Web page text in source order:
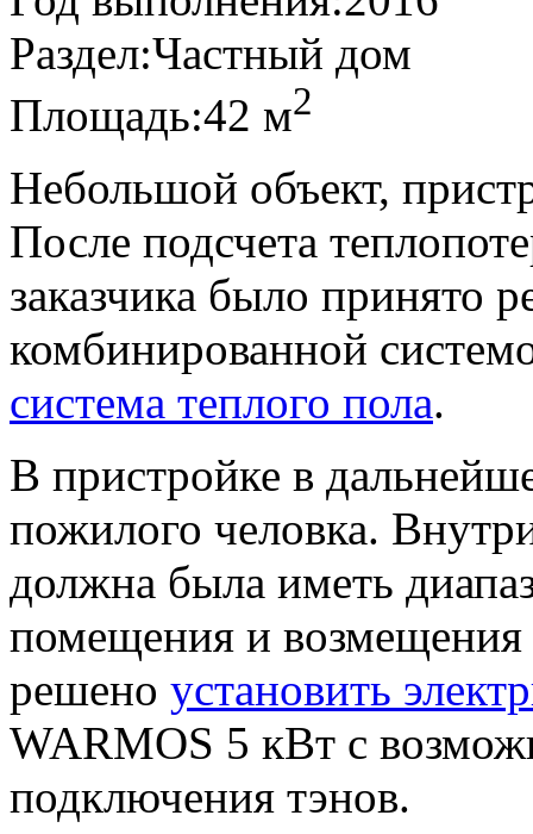
Раздел:Частный дом
Площадь:42 м2
Небольшой объект,
После подсчета
заказчика было принято
комбинированной
система теплого пола.
В пристройке в
пожилого человка.
должна была иметь
помещения и возмещения
решено установить
WARMOS 5 кВт с
подключения тэнов.